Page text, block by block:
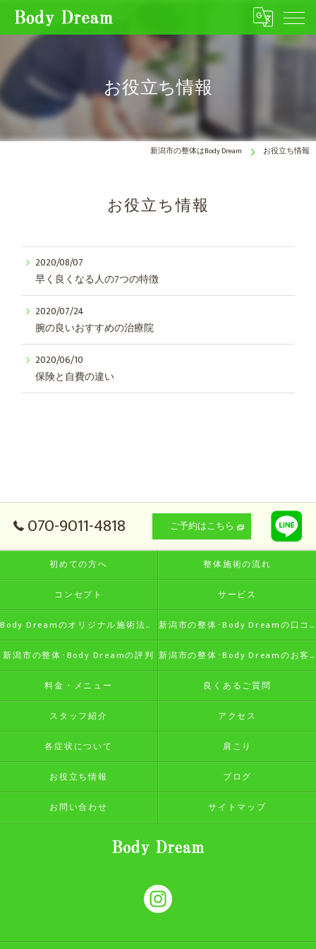
お役立ち情報
新潟市の整体はBody Dream お役立ち情報
お役立ち情報
2020/08/07
早く良くなる人の7つの特徴
2020/07/24
腕の良いおすすめの治療院
2020/06/10
保険と自費の違い
070-9011-4818 ご予約はこちら
初めての方へ 整体施術の流れ
コンセプト サービス
Body Dreamのオリジナル施術法の特徴 新潟市の整体･Body Dreamの口コミ情報
新潟市の整体･Body Dreamの評判 新潟市の整体･Body Dreamのお客様の声
料金・メニュー 良くあるご質問
スタッフ紹介 アクセス
各症状について 肩こり
お役立ち情報 ブログ
お問い合わせ サイトマップ